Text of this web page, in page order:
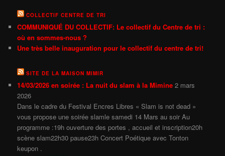
COLLECTIF CENTRE DE TRI
COMMUNIQUÉ DU COLLECTIF: Le collectif du Centre de tri :
où en sommes-nous ?
Une très belle inauguration pour le collectif du centre de tri!
SITE DE LA MAISON MIMIR
14/03/2026 en soirée : La nuit du slam à la Mimine 2 mars
2026
Dans le cadre du Festival Encres Libres « Slam is not dead »
vous propose une soirée slamle samedi 14 Mars au soir Au
programme :19h ouverture des portes , accueil et inscription20h
scène slam22h30 pause23h Concert Poétique avec Tonton
keupon .